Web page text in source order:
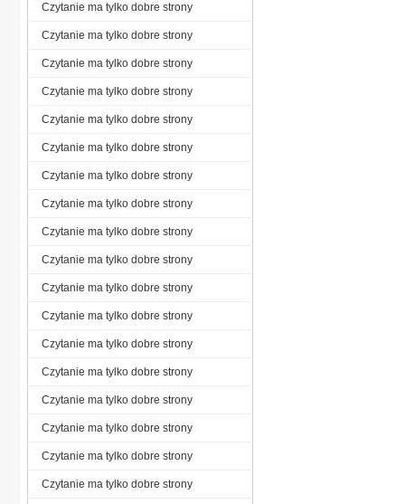
Czytanie ma tylko dobre strony
Czytanie ma tylko dobre strony
Czytanie ma tylko dobre strony
Czytanie ma tylko dobre strony
Czytanie ma tylko dobre strony
Czytanie ma tylko dobre strony
Czytanie ma tylko dobre strony
Czytanie ma tylko dobre strony
Czytanie ma tylko dobre strony
Czytanie ma tylko dobre strony
Czytanie ma tylko dobre strony
Czytanie ma tylko dobre strony
Czytanie ma tylko dobre strony
Czytanie ma tylko dobre strony
Czytanie ma tylko dobre strony
Czytanie ma tylko dobre strony
Czytanie ma tylko dobre strony
Czytanie ma tylko dobre strony